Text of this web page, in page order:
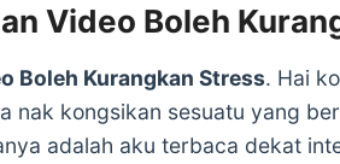
Video Boleh
Boleh Kurangkan Stress. Hai
nak kongsikan sesuatu yang
adalah aku terbaca dekat